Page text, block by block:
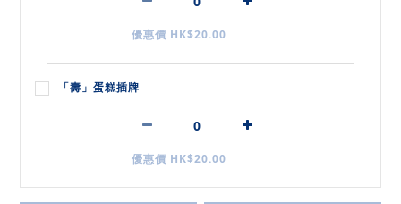
優惠價 HK$20.00
「壽」蛋糕插牌
優惠價 HK$20.00